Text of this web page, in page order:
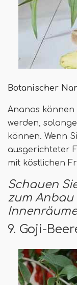
Botanischer
Ananas
werden,
können. Wenn
ausgerichteter
mit köstlichen
Schauen
zum
9. Goji-